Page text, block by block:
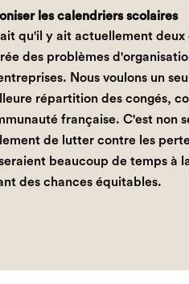
les calendriers scolaires
qu'il y ait actuellement deux
des problèmes
Nous voulons un
répartition des congés,
française. C'est non
de lutter contre les
beaucoup de temps à
des chances équitables.